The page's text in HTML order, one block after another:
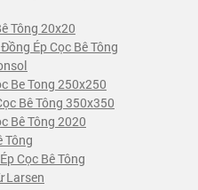
Tông 20x20
Ép Cọc Bê Tông
Be Tong 250x250
Bê Tông 350x350
Bê Tông 2020
Tông
Cọc Bê Tông
Larsen